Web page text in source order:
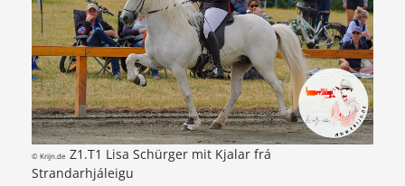
© Krijn.de Z1.T1 Lisa Schürger mit Kjalar frá
Strandarhjáleigu